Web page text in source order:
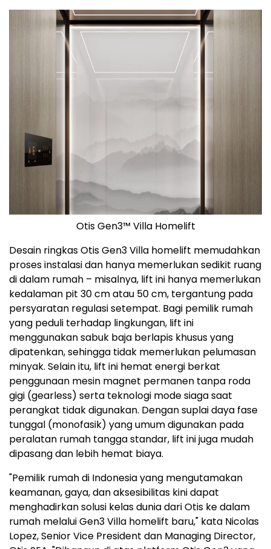
Otis Gen3™ Villa Homelift
Desain ringkas Otis Gen3 Villa homelift memudahkan
proses instalasi dan hanya memerlukan sedikit ruang
di dalam rumah – misalnya, lift ini hanya memerlukan
kedalaman pit 30 cm atau 50 cm, tergantung pada
persyaratan regulasi setempat. Bagi pemilik rumah
yang peduli terhadap lingkungan, lift ini
menggunakansabuk baja berlapis khusus yang
dipatenkan, sehingga tidak memerlukan pelumasan
minyak. Selain itu, lift ini hemat energi berkat
penggunaan mesin magnet permanen tanpa roda
gigi (gearless) serta teknologi mode siaga saat
perangkat tidak digunakan. Dengan suplai daya fase
tunggal (monofasik) yang umum digunakan pada
peralatan rumah tangga standar, lift ini juga mudah
dipasang dan lebih hemat biaya.
"Pemilik rumah di Indonesia yang mengutamakan
keamanan, gaya, dan aksesibilitas kini dapat
menghadirkan solusi kelas dunia dari Otis ke dalam
rumah melalui Gen3 Villa homelift baru," kata Nicolas
Lopez, Senior Vice President dan Managing Director,